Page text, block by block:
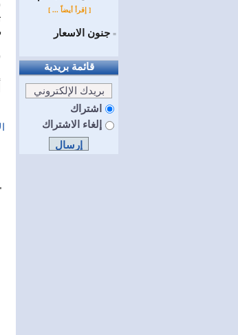
[ إقرأ أيضاً ... ]
= جنون الاسعار
قائمة بريدية
اشتراك
إلغاء الاشتراك